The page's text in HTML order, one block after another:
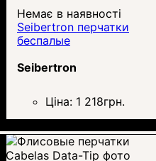
Немає в наявності
Seibertron перчатки
беспалые
Seibertron
Ціна: 1 218грн.